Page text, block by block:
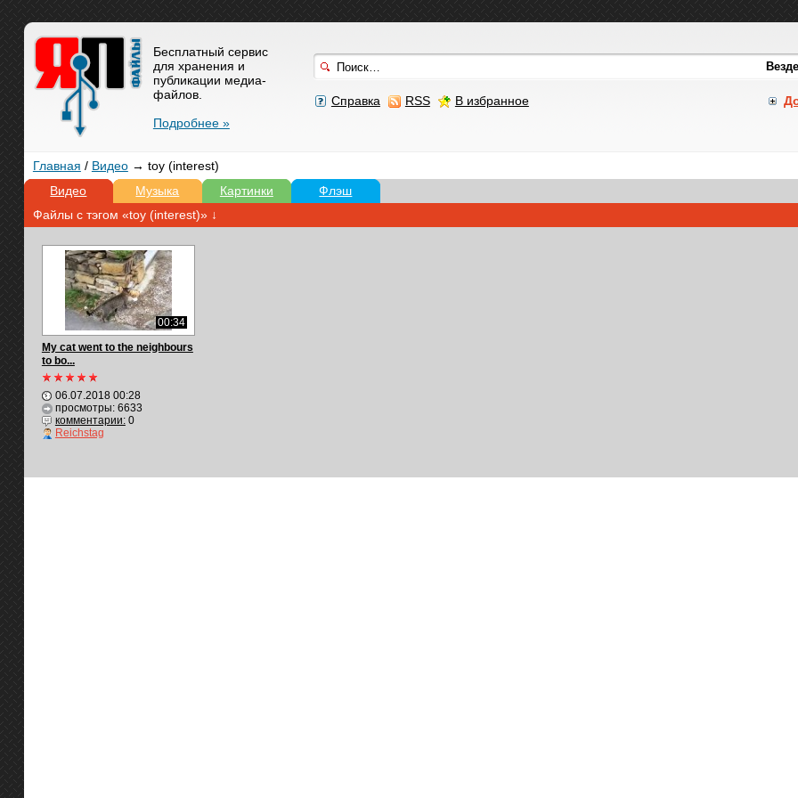
Справка RSS В избранное
Бесплатный сервис
для хранения и
публикации медиа-
файлов.
Подробнее »
Главная / Видео→ toy (interest)
Видео
Музыка Картинки Флэш
Файлы с тэгом «toy (interest)» ↓
00:34
My cat went to the neighbours
to bo...
06.07.2018 00:28
просмотры: 6633
комментарии:0
Reichstag